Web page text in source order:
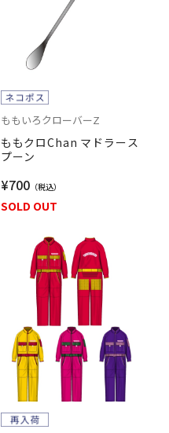
SOLD OUT
ももいろクローバーZ
ももクロChan マドラース
プーン
¥700